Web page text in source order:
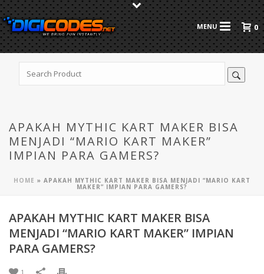
0
APAKAH MYTHIC KART MAKER BISA
MENJADI “MARIO KART MAKER”
IMPIAN PARA GAMERS?
HOME » APAKAH MYTHIC KART MAKER BISA MENJADI “MARIO KART
MAKER” IMPIAN PARA GAMERS?
APAKAH MYTHIC KART MAKER BISA
MENJADI “MARIO KART MAKER” IMPIAN
PARA GAMERS?
1